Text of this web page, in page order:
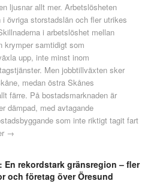
ljusnar allt mer. Arbetslösheten
övriga storstadslän och fler utrikes
i arbetslöshet mellan
krymper samtidigt som
upp, inte minst inom
Men jobbtillväxten sker
medan östra Skånes
färre. På bostadsmarknaden är
dämpad, med avtagande
som inte riktigt tagit fart
→
rekordstark gränsregion – fler
och företag över Öresund